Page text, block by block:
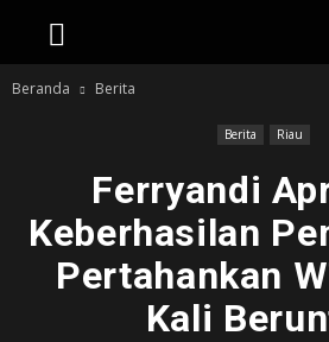
Beranda Berita
Berita Riau
Ferryandi
Keberhasilan
Pertahankan
Kali